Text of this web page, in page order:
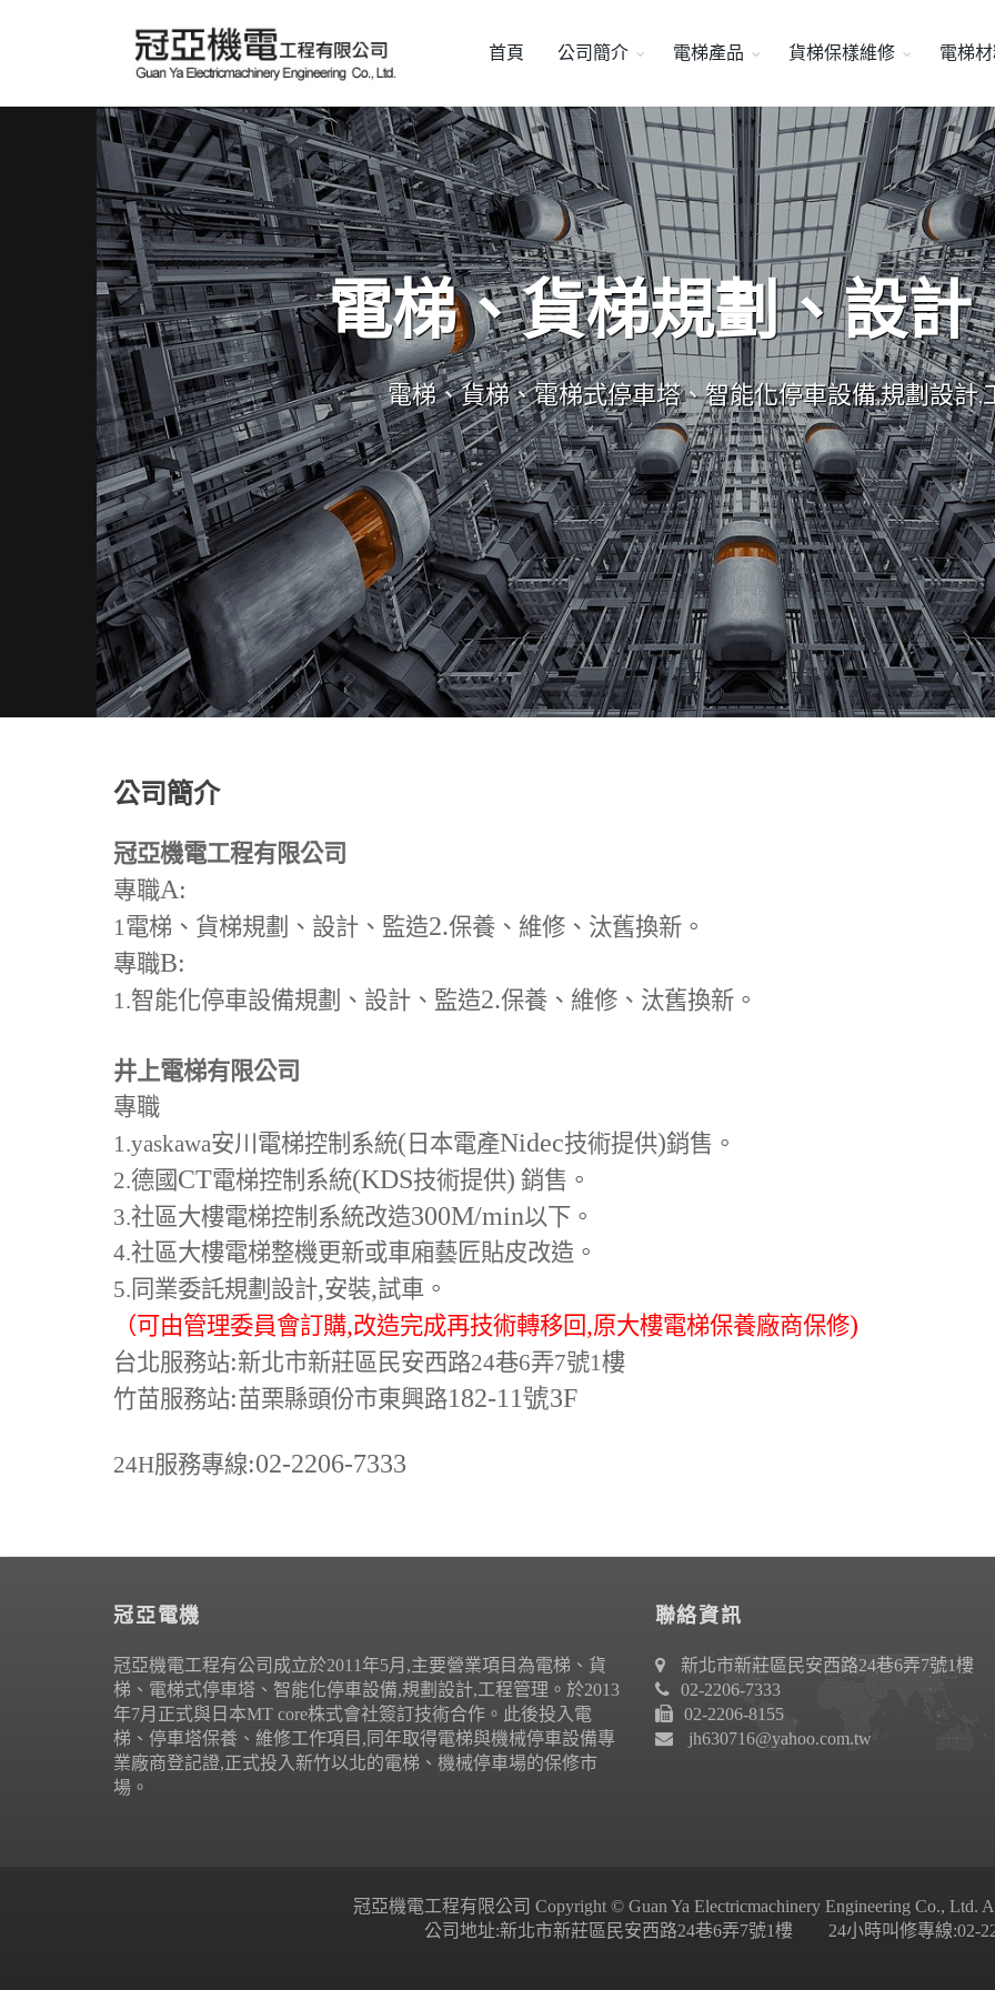
首頁 公司簡介 電梯產品 貨梯保樣維修 電梯
電梯、貨梯規劃、設計
電梯、貨梯、電梯式停車塔、智能化停車設備,規劃設計,
公司簡介
冠亞機電工程有限公司
專職A:
1電梯、貨梯規劃、設計、監造2.保養、維修、汰舊換新。
專職B:
1.智能化停車設備規劃、設計、監造2.保養、維修、汰舊換新。
井上電梯有限公司
專職
1.yaskawa安川電梯控制系統( 日本電產Nidec技術提供)銷售。
2.德國 CT電梯控制系統(KDS技術提供) 銷售。
3.社區大樓電梯控制系統改造300M/min以下。
4.社區大樓電梯整機更新或車廂藝匠貼皮改造。
5. 同業委託規劃設計,安裝,試車。
（可由管理委員會訂購,改造完成再技術轉移回,原大樓電梯保養廠商保修)
台北服務站:新北市新莊區民安西路24巷6弄7號1樓
竹苗服務站:苗栗縣頭份市東興路182-11號3F
24H服務專線:02-2206-7333
冠亞電機
冠亞機電工程有公司成立於2011年5月,主要營業項目為電梯、貨
梯、電梯式停車塔、智能化停車設備,規劃設計,工程管理。於2013
年7月正式與日本MT core株式會社簽訂技術合作。此後投入電
梯、停車塔保養、維修工作項目,同年取得電梯與機械停車設備專
業廠商登記證,正式投入新竹以北的電梯、機械停車場的保修市
場。
聯絡資訊
新北市新莊區民安西路24巷6弄7號1樓
02-2206-7333
02-2206-8155
jh630716@yahoo.com.tw
冠亞機電工程有限公司 Copyright © Guan Ya Electricmachinery Engineering Co., Ltd.
公司地址:新北市新莊區民安西路24巷6弄7號1樓 24小時叫修專線:02-